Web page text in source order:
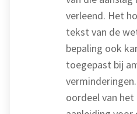
verleend. Het
tekst van de
bepaling ook
toegepast bij
oordeel van